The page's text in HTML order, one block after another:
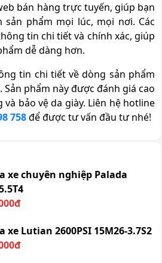
bán hàng trực tuyến, giúp bạn
sản phẩm mọi lúc, mọi nơi. Các
tin chi tiết và chính xác, giúp
dễ dàng hơn.
tin chi tiết về dòng sản phẩm
Sản phẩm này được đánh giá cao
bảo vệ da giày. Liên hệ hotline
758để được tư vấn đầu tư nhé!
xe chuyên nghiệp Palada
xe Lutian 2600PSI 15M26-3.7S2